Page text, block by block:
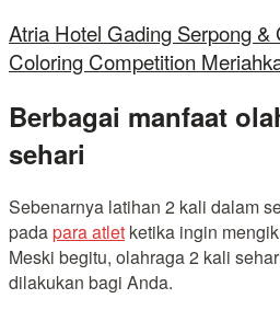
Atria Hotel Gading Serpong &
Coloring Competition
Berbagai manfaat
sehari
Sebenarnya latihan 2 kali dalam
padapara atlet ketika ingin
Meski begitu, olahraga 2 kali
dilakukan bagi Anda.